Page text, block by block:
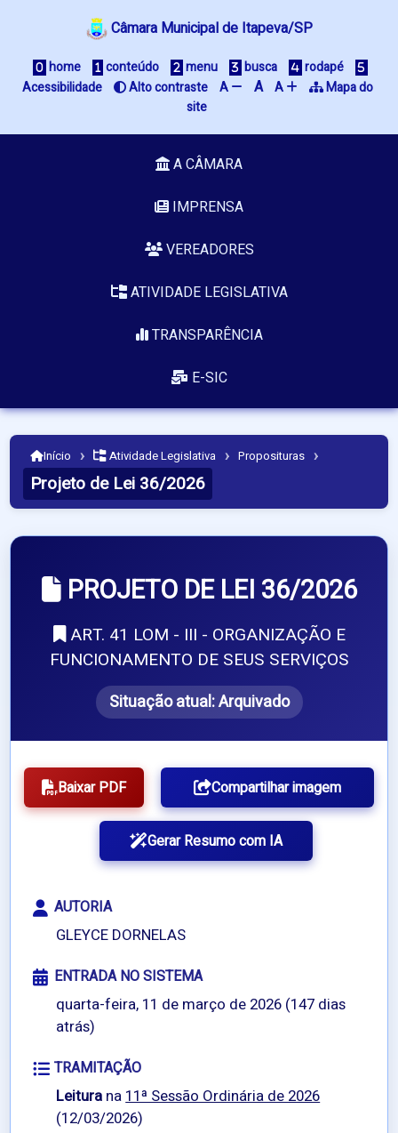
Câmara Municipal de Itapeva/SP
home conteúdo menu busca
rodapé
Acessibilidade
Alto contraste A A A
Mapa do
site
A CÂMARA
IMPRENSA
VEREADORES
ATIVIDADE LEGISLATIVA
TRANSPARÊNCIA
E-SIC
Início › Atividade Legislativa › Proposituras ›
Projeto de Lei 36/2026
PROJETO DE LEI 36/2026
ART. 41 LOM - III - ORGANIZAÇÃO E
FUNCIONAMENTO DE SEUS SERVIÇOS
Situação atual:Arquivado
Baixar PDF Compartilhar imagem
Gerar Resumo com IA
AUTORIA
GLEYCE DORNELAS
ENTRADA NO SISTEMA
quarta-feira, 11 de março de 2026 (147 dias
atrás)
TRAMITAÇÃO
Leitura na11ª Sessão Ordinária de 2026
(12/03/2026)